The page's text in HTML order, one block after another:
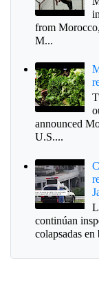
from
M...
announced
U.S....
continúan
colapsadas